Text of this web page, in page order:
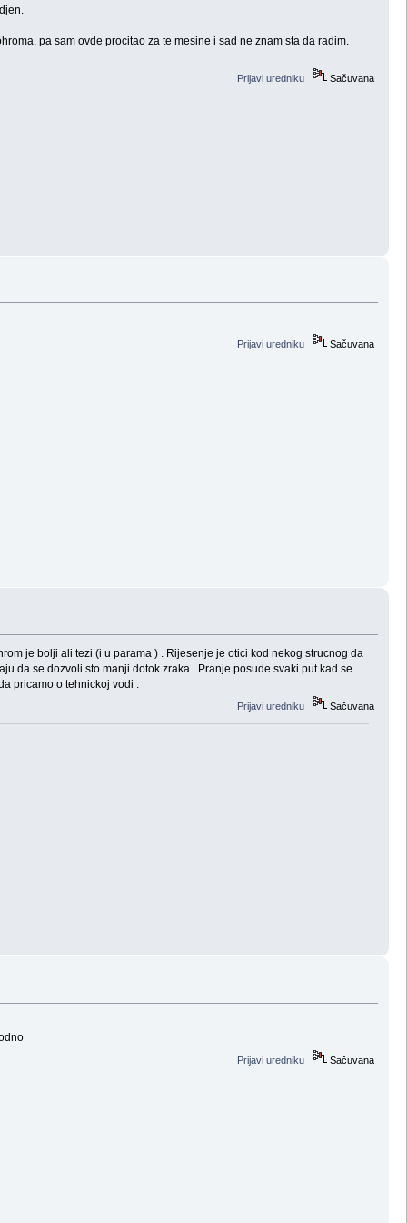
pa sam ovde procitao za te mesine i sad ne znam sta da radim.
Prijavi uredniku Sačuvana
Prijavi uredniku Sačuvana
je bolji ali tezi (i u parama ) . Rijesenje je otici kod nekog strucnog da
da se dozvoli sto manji dotok zraka . Pranje posude svaki put kad se
pricamo o tehnickoj vodi .
Prijavi uredniku Sačuvana
Prijavi uredniku Sačuvana